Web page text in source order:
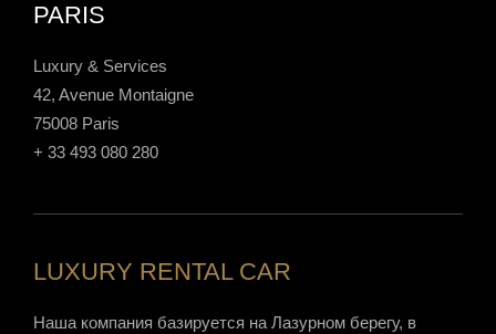
PARIS
Luxury & Services
42, Avenue Montaigne
75008 Paris
+ 33 493 080 280
LUXURY RENTAL CAR
Наша компания базируется на Лазурном берегу, в